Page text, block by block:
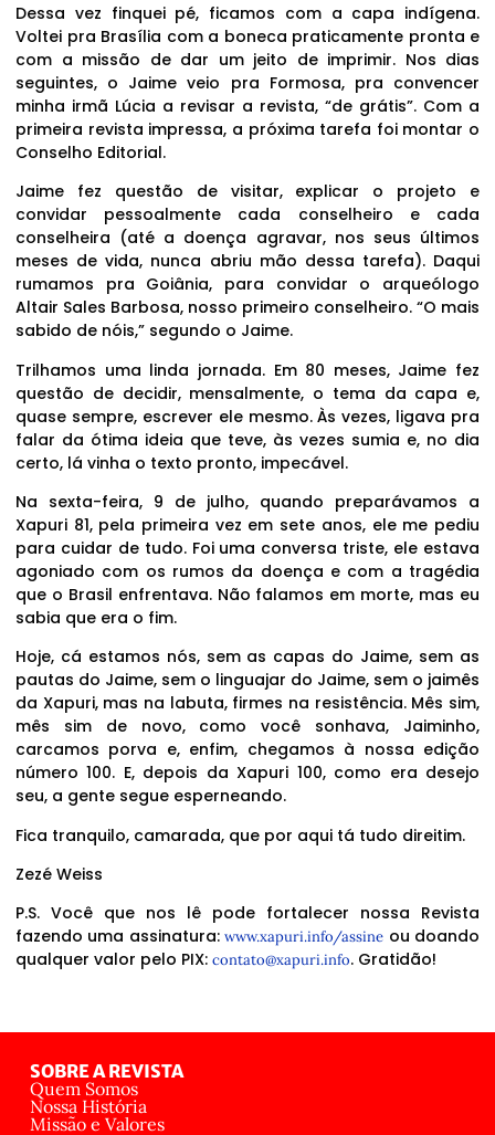
Dessa vez finquei pé, ficamos com a capa indígena.
Voltei pra Brasília com a boneca praticamente pronta e
com a missão de dar um jeito de imprimir. Nos dias
seguintes, o Jaime veio pra Formosa, pra convencer
minha irmã Lúcia a revisar a revista, “de grátis”. Com a
primeira revista impressa, a próxima tarefa foi montar o
Conselho Editorial.
Jaime fez questão de visitar, explicar o projeto e
convidar pessoalmente cada conselheiro e cada
conselheira (até a doença agravar, nos seus últimos
meses de vida, nunca abriu mão dessa tarefa). Daqui
rumamos pra Goiânia, para convidar o arqueólogo
Altair Sales Barbosa, nosso primeiro conselheiro. “O mais
sabido de nóis,” segundo o Jaime.
Trilhamos uma linda jornada. Em 80 meses, Jaime fez
questão de decidir, mensalmente, o tema da capa e,
quase sempre, escrever ele mesmo. Às vezes, ligava pra
falar da ótima ideia que teve, às vezes sumia e, no dia
certo, lá vinha o texto pronto, impecável.
Na sexta-feira, 9 de julho, quando preparávamos a
Xapuri 81, pela primeira vez em sete anos, ele me pediu
para cuidar de tudo. Foi uma conversa triste, ele estava
agoniado com os rumos da doença e com a tragédia
que o Brasil enfrentava. Não falamos em morte, mas eu
sabia que era o fim.
Hoje, cá estamos nós, sem as capas do Jaime, sem as
pautas do Jaime, sem o linguajar do Jaime, sem o jaimês
da Xapuri, mas na labuta, firmes na resistência. Mês sim,
mês sim de novo, como você sonhava, Jaiminho,
carcamos porva e, enfim, chegamos à nossa edição
número 100. E, depois da Xapuri 100, como era desejo
seu, a gente segue esperneando.
Fica tranquilo, camarada, que por aqui tá tudo direitim.
Zezé Weiss
P.S. Você que nos lê pode fortalecer nossa Revista
fazendo uma assinatura:www.xapuri.info/assine ou doando
qualquer valor pelo PIX: contato@xapuri.info. Gratidão!
SOBRE A REVISTA
Quem Somos
Nossa História
Missão e Valores